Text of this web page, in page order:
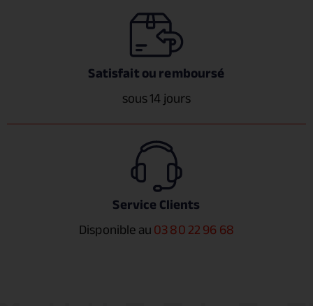
Satisfait ou remboursé
sous 14 jours
Service Clients
Disponible au03 80 22 96 68